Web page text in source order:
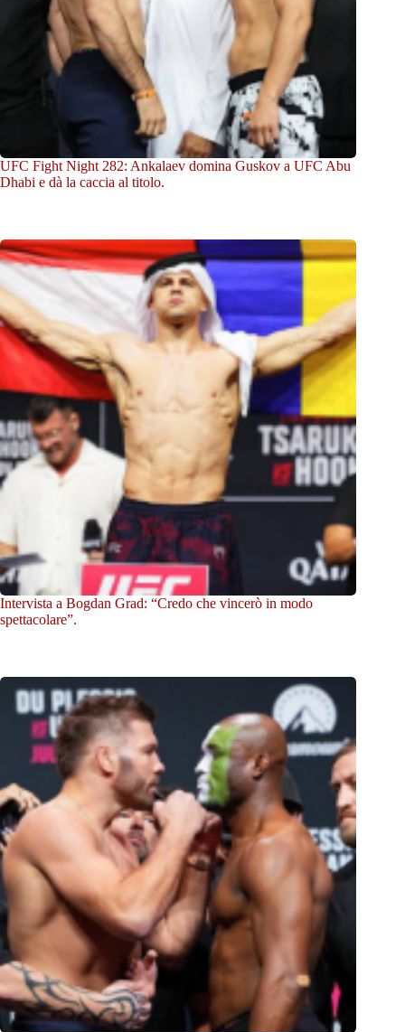
UFC Fight Night 282: Ankalaev domina Guskov a UFC Abu
Dhabi e dà la caccia al titolo.
Intervista a Bogdan Grad: “Credo che vincerò in modo
spettacolare”.